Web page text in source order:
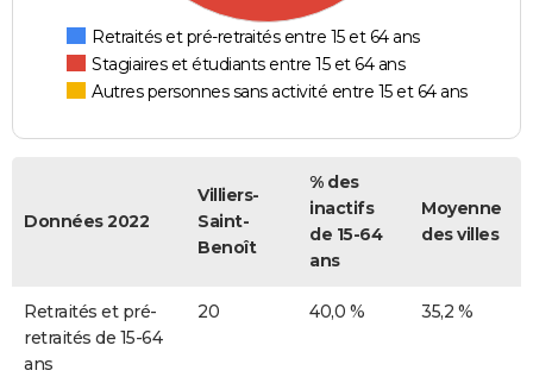
Retraités et pré-retraités entre 15 et 64 ans
Stagiaires et étudiants entre 15 et 64 ans
Autres personnes sans activité entre 15 et 64 ans
Données 2022
Villiers-
Saint-
Benoît
% des
inactifs
de 15-64
ans
Moyenne
des villes
Retraités et pré-
retraités de 15-64
ans
20 40,0 % 35,2 %